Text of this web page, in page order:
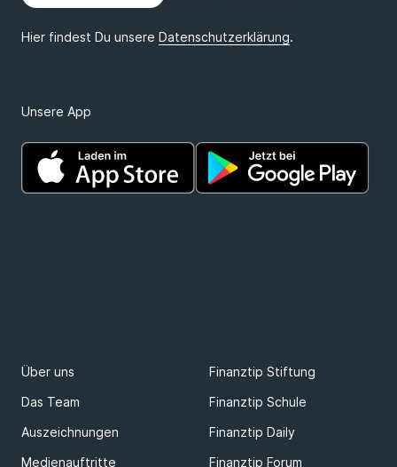
Unsere App
Über uns
Finanztip Stiftung
Das Team
Finanztip Schule
Auszeichnungen
Finanztip Daily
Medienauftritte
Finanztip Forum